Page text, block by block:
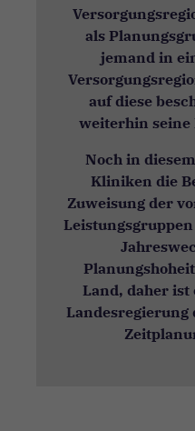
als
jemand in
auf diese
weiterhin
Noch in
Kliniken die
Zuweisung der
Land, daher ist
Landesregierung